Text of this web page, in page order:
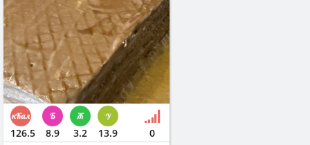
126.5 8.9 3.2 13.9 0